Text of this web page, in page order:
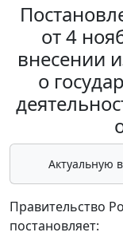
от 4
внесении
о
Актуальную
Правительство
постановляет: